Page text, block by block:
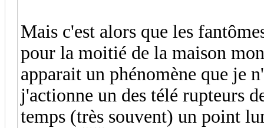
Mais c'est alors que les
pour la moitié de la maison
apparait un phénomène que je
j'actionne un des télé rupteurs
temps (très souvent) un point